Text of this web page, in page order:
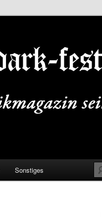
Sonstiges